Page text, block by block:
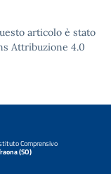
articolo è stato
Attribuzione 4.0
Comprensivo
(SO)